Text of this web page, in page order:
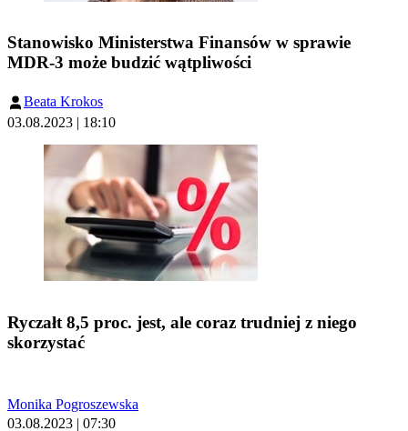
Stanowisko Ministerstwa Finansów w sprawie
MDR-3 może budzić wątpliwości
Beata Krokos
03.08.2023 | 18:10
Ryczałt 8,5 proc. jest, ale coraz trudniej z niego
skorzystać
Monika Pogroszewska
03.08.2023 | 07:30